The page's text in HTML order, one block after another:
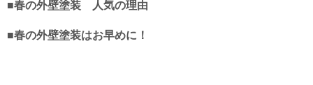
■春の外壁塗装 人気の理由
■春の外壁塗装はお早めに！